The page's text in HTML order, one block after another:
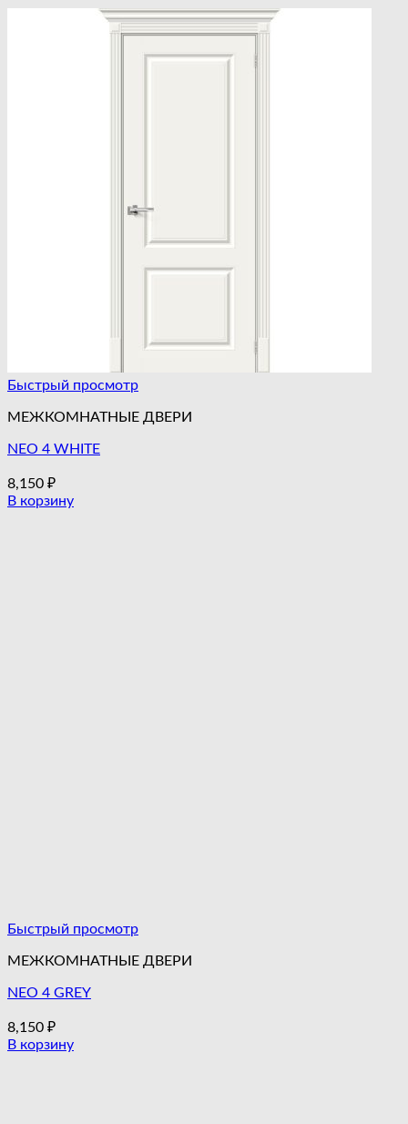
Быстрый просмотр
МЕЖКОМНАТНЫЕ ДВЕРИ
NEO 4 WHITE
8,150 ₽
В корзину
Быстрый просмотр
МЕЖКОМНАТНЫЕ ДВЕРИ
NEO 4 GREY
8,150 ₽
В корзину